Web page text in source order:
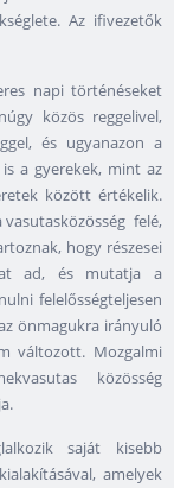
Az ifivezetők
napi történéseket
közös reggelivel,
és ugyanazon a
a gyerekek, mint az
között értékelik.
felé,
hogy részesei
ad, és mutatja a
felelősségteljesen
önmagukra irányuló
változott. Mozgalmi
közösség
saját kisebb
amelyek